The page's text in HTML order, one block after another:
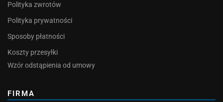
Polityka zwrotów
Polityka prywatności
Sposoby płatności
Koszty przesyłki
Wzór odstąpienia od umowy
FIRMA